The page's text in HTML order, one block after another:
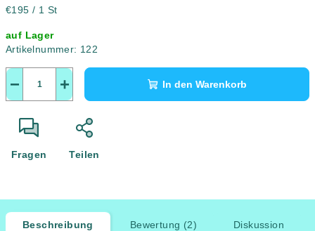
Verkaufspreis:
€195 / 1 St
auf Lager
Artikelnummer: 122
+
− In den Warenkorb
Fragen Teilen
Beschreibung Bewertung (2) Diskussion